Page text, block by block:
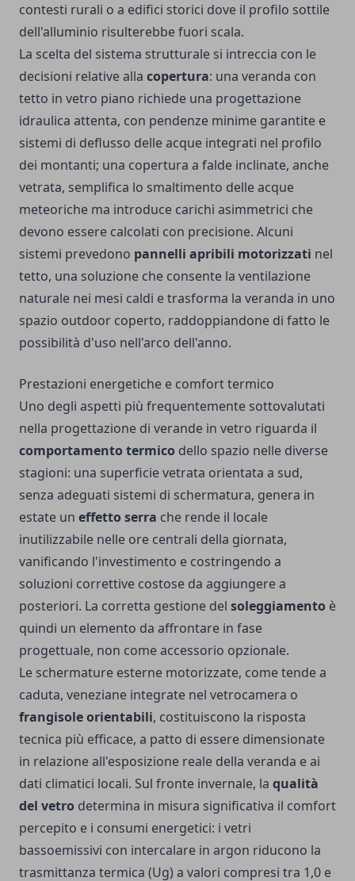
contesti rurali o a edifici storici dove il profilo sottile
dell'alluminio risulterebbe fuori scala.
La scelta del sistema strutturale si intreccia con le
decisioni relative alla copertura: una veranda con
tetto in vetro piano richiede una progettazione
idraulica attenta, con pendenze minime garantite e
sistemi di deflusso delle acque integrati nel profilo
dei montanti; una copertura a falde inclinate, anche
vetrata, semplifica lo smaltimento delle acque
meteoriche ma introduce carichi asimmetrici che
devono essere calcolati con precisione. Alcuni
sistemi prevedono pannelli apribili motorizzati nel
tetto, una soluzione che consente la ventilazione
naturale nei mesi caldi e trasforma la veranda in uno
spazio outdoor coperto, raddoppiandone di fatto le
possibilità d'uso nell'arco dell'anno.
Prestazioni energetiche e comfort termico
Uno degli aspetti più frequentemente sottovalutati
nella progettazione di verande in vetro riguarda il
comportamento termico dello spazio nelle diverse
stagioni: una superficie vetrata orientata a sud,
senza adeguati sistemi di schermatura, genera in
estate un effetto serra che rende il locale
inutilizzabile nelle ore centrali della giornata,
vanificando l'investimento e costringendo a
soluzioni correttive costose da aggiungere a
posteriori. La corretta gestione del soleggiamento è
quindi un elemento da affrontare in fase
progettuale, non come accessorio opzionale.
Le schermature esterne motorizzate, come tende a
caduta, veneziane integrate nel vetrocamera o
frangisole orientabili, costituiscono la risposta
tecnica più efficace, a patto di essere dimensionate
in relazione all'esposizione reale della veranda e ai
dati climatici locali. Sul fronte invernale, la qualità
del vetro determina in misura significativa il comfort
percepito e i consumi energetici: i vetri
bassoemissivi con intercalare in argon riducono la
trasmittanza termica (Ug) a valori compresi tra 1,0 e